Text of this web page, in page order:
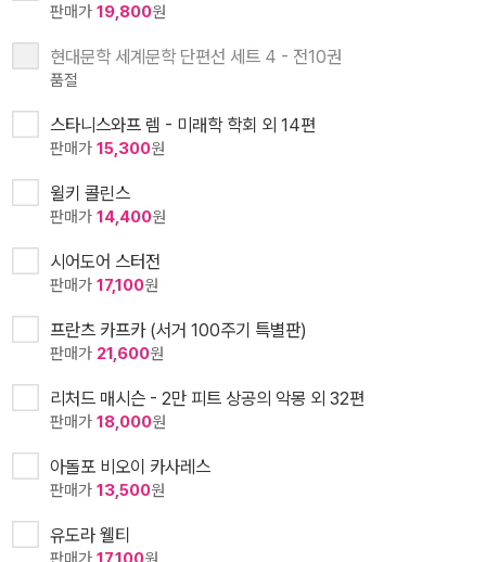
판매가 19,800원
현대문학 세계문학 단편선 세트 4 - 전10권
품절
스타니스와프 렘 - 미래학 학회 외 14편
판매가 15,300원
윌키 콜린스
판매가 14,400원
시어도어 스터전
판매가 17,100원
프란츠 카프카 (서거 100주기 특별판)
판매가 21,600원
리처드 매시슨 - 2만 피트 상공의 악몽 외 32편
판매가 18,000원
아돌포 비오이 카사레스
판매가 13,500원
유도라 웰티